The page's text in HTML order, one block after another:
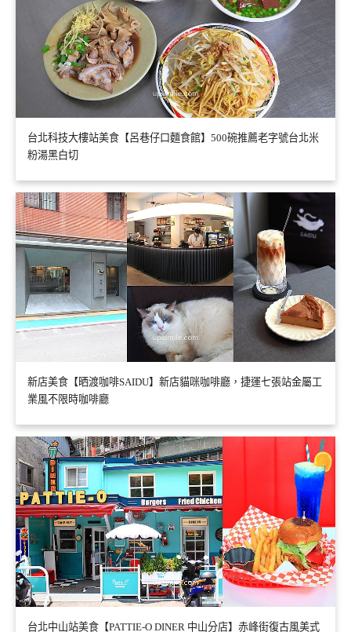
台北科技大樓站美食【呂巷仔口麵食館】500碗推薦老字號台北米
粉湯黑白切
新店美食【晒渡咖啡SAIDU】新店貓咪咖啡廳，捷運七張站金屬工
業風不限時咖啡廳
台北中山站美食【PATTIE-O DINER 中山分店】赤峰街復古風美式